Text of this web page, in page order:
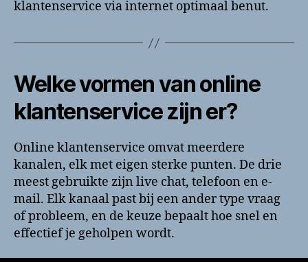
klantenservice via internet optimaal benut.
Welke vormen van online
klantenservice zijn er?
Online klantenservice omvat meerdere
kanalen, elk met eigen sterke punten. De drie
meest gebruikte zijn live chat, telefoon en e-
mail. Elk kanaal past bij een ander type vraag
of probleem, en de keuze bepaalt hoe snel en
effectief je geholpen wordt.